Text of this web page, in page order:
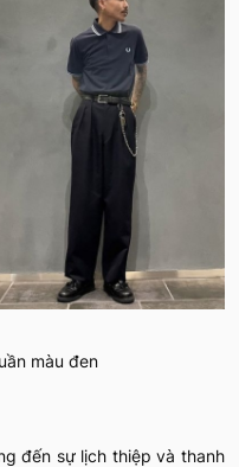
màu đen
đến sự lịch thiệp và thanh